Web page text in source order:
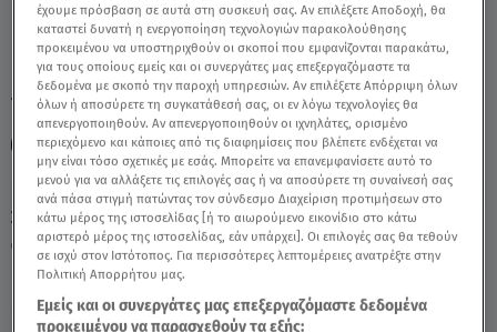
Σάββατο 8 Αυγούστου 2026
17.06.26, 14:15 ΕΛΛΑΔΑ
TAGS: ΕΥΒΟΙΑ ΜΑΘΗΤΡΙΕΣ ΞΥΛΟ
ΑΝΗΛΙΚΗ ΠΑΡΑΒΑΤΙΚΟΤΗΤΑ BULLYING
έχουμε πρόσβαση σε αυτά στη συσκευή σας. Αν επιλέξετε Αποδοχή, θα
καταστεί δυνατή η ενεργοποίηση τεχνολογιών παρακολούθησης
προκειμένου να υποστηριχθούν οι σκοποί που εμφανίζονται παρακάτω,
για τους οποίους εμείς και οι συνεργάτες μας επεξεργαζόμαστε τα
δεδομένα με σκοπό την παροχή υπηρεσιών. Αν επιλέξετε Απόρριψη όλων
όλων ή αποσύρετε τη συγκατάθεσή σας, οι εν λόγω τεχνολογίες θα
απενεργοποιηθούν. Αν απενεργοποιηθούν οι ιχνηλάτες, ορισμένο
περιεχόμενο και κάποιες από τις διαφημίσεις που βλέπετε ενδέχεται να
μην είναι τόσο σχετικές με εσάς. Μπορείτε να επανεμφανίσετε αυτό το
μενού για να αλλάξετε τις επιλογές σας ή να αποσύρετε τη συναίνεσή σας
ανά πάσα στιγμή πατώντας τον σύνδεσμο Διαχείριση προτιμήσεων στο
κάτω μέρος της ιστοσελίδας [ή το αιωρούμενο εικονίδιο στο κάτω
αριστερό μέρος της ιστοσελίδας, εάν υπάρχει]. Οι επιλογές σας θα τεθούν
σε ισχύ στον Ιστότοπος. Για περισσότερες λεπτομέρειες ανατρέξτε στην
Πολιτική Απορρήτου μας.
Εμείς και οι συνεργάτες μας επεξεργαζόμαστε δεδομένα
προκειμένου να παρασχεθούν τα εξής: